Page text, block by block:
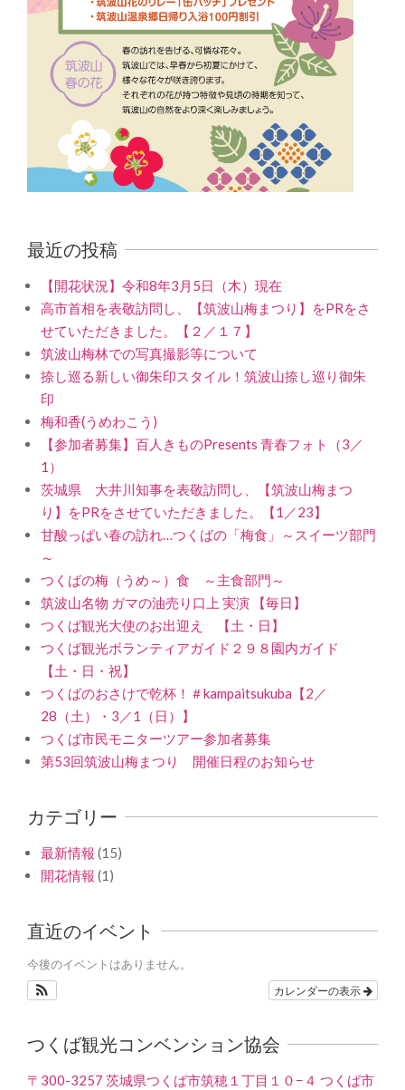
最近の投稿
【開花状況】令和8年3月5日（木）現在
高市首相を表敬訪問し、【筑波山梅まつり】をPRをさ
せていただきました。【２／１７】
筑波山梅林での写真撮影等について
捺し巡る新しい御朱印スタイル！筑波山捺し巡り御朱
印
梅和香(うめわこう)
【参加者募集】百人きものPresents 青春フォト（3／
1）
茨城県 大井川知事を表敬訪問し、【筑波山梅まつ
り】をPRをさせていただきました。【1／23】
甘酸っぱい春の訪れ…つくばの「梅食」～スイーツ部門
～
つくばの梅（うめ～）食 ～主食部門～
筑波山名物 ガマの油売り口上 実演 【毎日】
つくば観光大使のお出迎え 【土・日】
つくば観光ボランティアガイド２９８園内ガイド
【土・日・祝】
つくばのおさけで乾杯！＃kampaitsukuba【2／
28（土）・3／1（日）】
つくば市民モニターツアー参加者募集
第53回筑波山梅まつり 開催日程のお知らせ
カテゴリー
最新情報 (15)
開花情報 (1)
直近のイベント
今後のイベントはありません。
カレンダーの表示
つくば観光コンベンション協会
〒300-3257 茨城県つくば市筑穂１丁目１０−４ つくば市